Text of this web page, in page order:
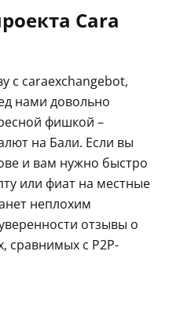
Cara
с caraexchangebot,
нами довольно
фишкой –
на Бали. Если вы
и вам нужно быстро
или фиат на местные
неплохим
отзывы о
сравнимых с P2P-